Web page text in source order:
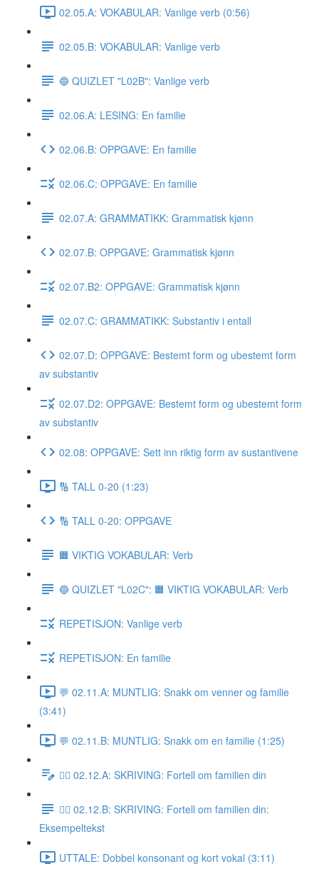
02.05.A: VOKABULAR: Vanlige verb (0:56)
02.05.B: VOKABULAR: Vanlige verb
🔵 QUIZLET "L02B": Vanlige verb
02.06.A: LESING: En familie
02.06.B: OPPGAVE: En familie
02.06.C: OPPGAVE: En familie
02.07.A: GRAMMATIKK: Grammatisk kjønn
02.07.B: OPPGAVE: Grammatisk kjønn
02.07.B2: OPPGAVE: Grammatisk kjønn
02.07.C: GRAMMATIKK: Substantiv i entall
02.07.D: OPPGAVE: Bestemt form og ubestemt form
av substantiv
02.07.D2: OPPGAVE: Bestemt form og ubestemt form
av substantiv
02.08: OPPGAVE: Sett inn riktig form av sustantivene
🔢 TALL 0-20 (1:23)
🔢 TALL 0-20: OPPGAVE
🟧 VIKTIG VOKABULAR: Verb
🔵 QUIZLET "L02C": 🟧 VIKTIG VOKABULAR: Verb
REPETISJON: Vanlige verb
REPETISJON: En familie
💬 02.11.A: MUNTLIG: Snakk om venner og familie
(3:41)
💬 02.11.B: MUNTLIG: Snakk om en familie (1:25)
✍🏼 02.12.A: SKRIVING: Fortell om familien din
✍🏼 02.12.B: SKRIVING: Fortell om familien din:
Eksempeltekst
UTTALE: Dobbel konsonant og kort vokal (3:11)